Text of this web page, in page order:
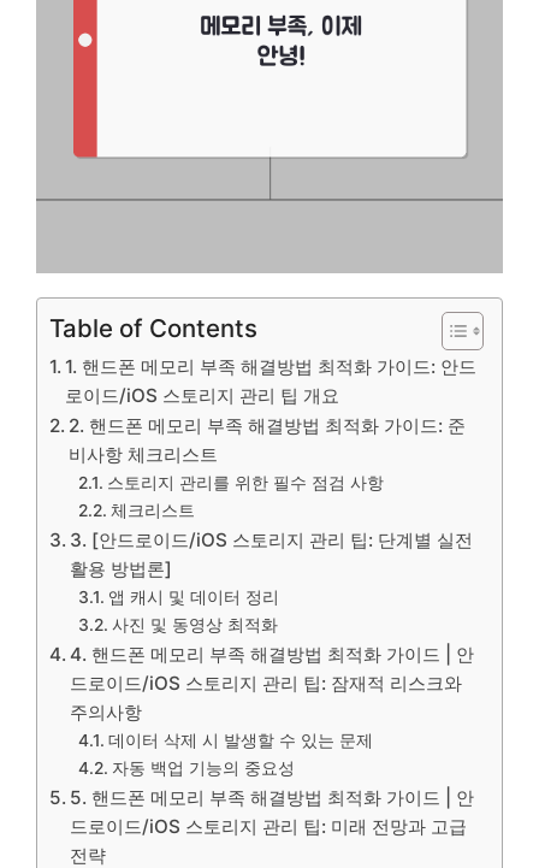
Table of Contents
1. 핸드폰 메모리 부족 해결방법 최적화 가이드: 안드
로이드/iOS 스토리지 관리 팁 개요
2. 핸드폰 메모리 부족 해결방법 최적화 가이드: 준
비사항 체크리스트
스토리지 관리를 위한 필수 점검 사항
체크리스트
3. [안드로이드/iOS 스토리지 관리 팁: 단계별 실전
활용 방법론]
앱 캐시 및 데이터 정리
사진 및 동영상 최적화
4. 핸드폰 메모리 부족 해결방법 최적화 가이드 | 안
드로이드/iOS 스토리지 관리 팁: 잠재적 리스크와
주의사항
데이터 삭제 시 발생할 수 있는 문제
자동 백업 기능의 중요성
5. 핸드폰 메모리 부족 해결방법 최적화 가이드 | 안
드로이드/iOS 스토리지 관리 팁: 미래 전망과 고급
전략